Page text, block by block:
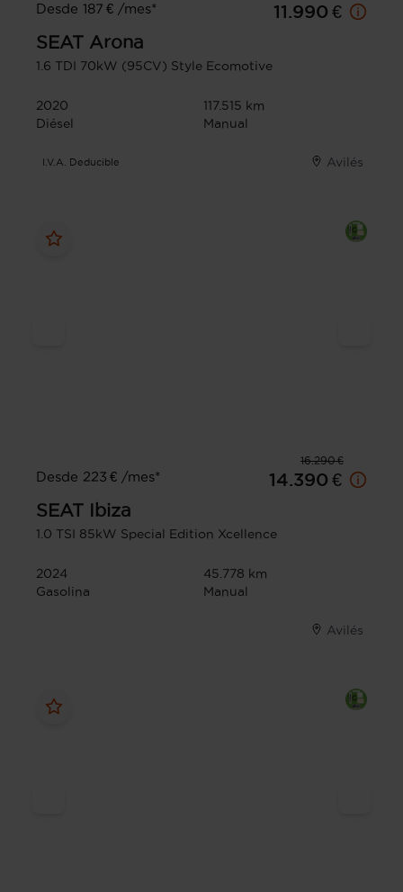
Desde 187 € /mes*
11.990 €
SEAT Arona
1.6 TDI 70kW (95CV) Style Ecomotive
2020
117.515 km
Diésel
Manual
I.V.A. Deducible Avilés
16.290 €
Desde 223 € /mes*
14.390 €
SEAT
Ibiza
1.0 TSI 85kW Special Edition Xcellence
2024
45.778 km
Gasolina
Manual
Avilés